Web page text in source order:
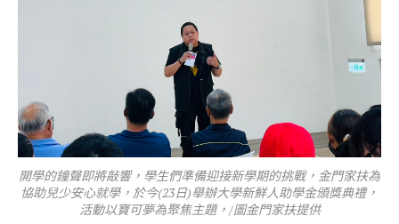
開學的鐘聲即將敲響，學生們準備迎接新學期的挑戰，金門家扶為
協助兒少安心就學，於今(23日)舉辦大學新鮮人助學金頒獎典禮，
活動以寶可夢為聚焦主題，/圖金門家扶提供